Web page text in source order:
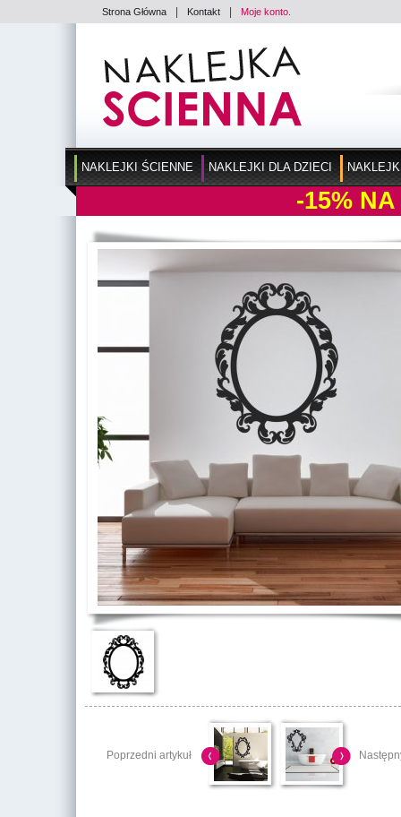
Strona Główna Kontakt Moje konto.
NAKLEJKI ŚCIENNE NAKLEJKI DLA DZIECI
-15% NA
Poprzedni artykuł